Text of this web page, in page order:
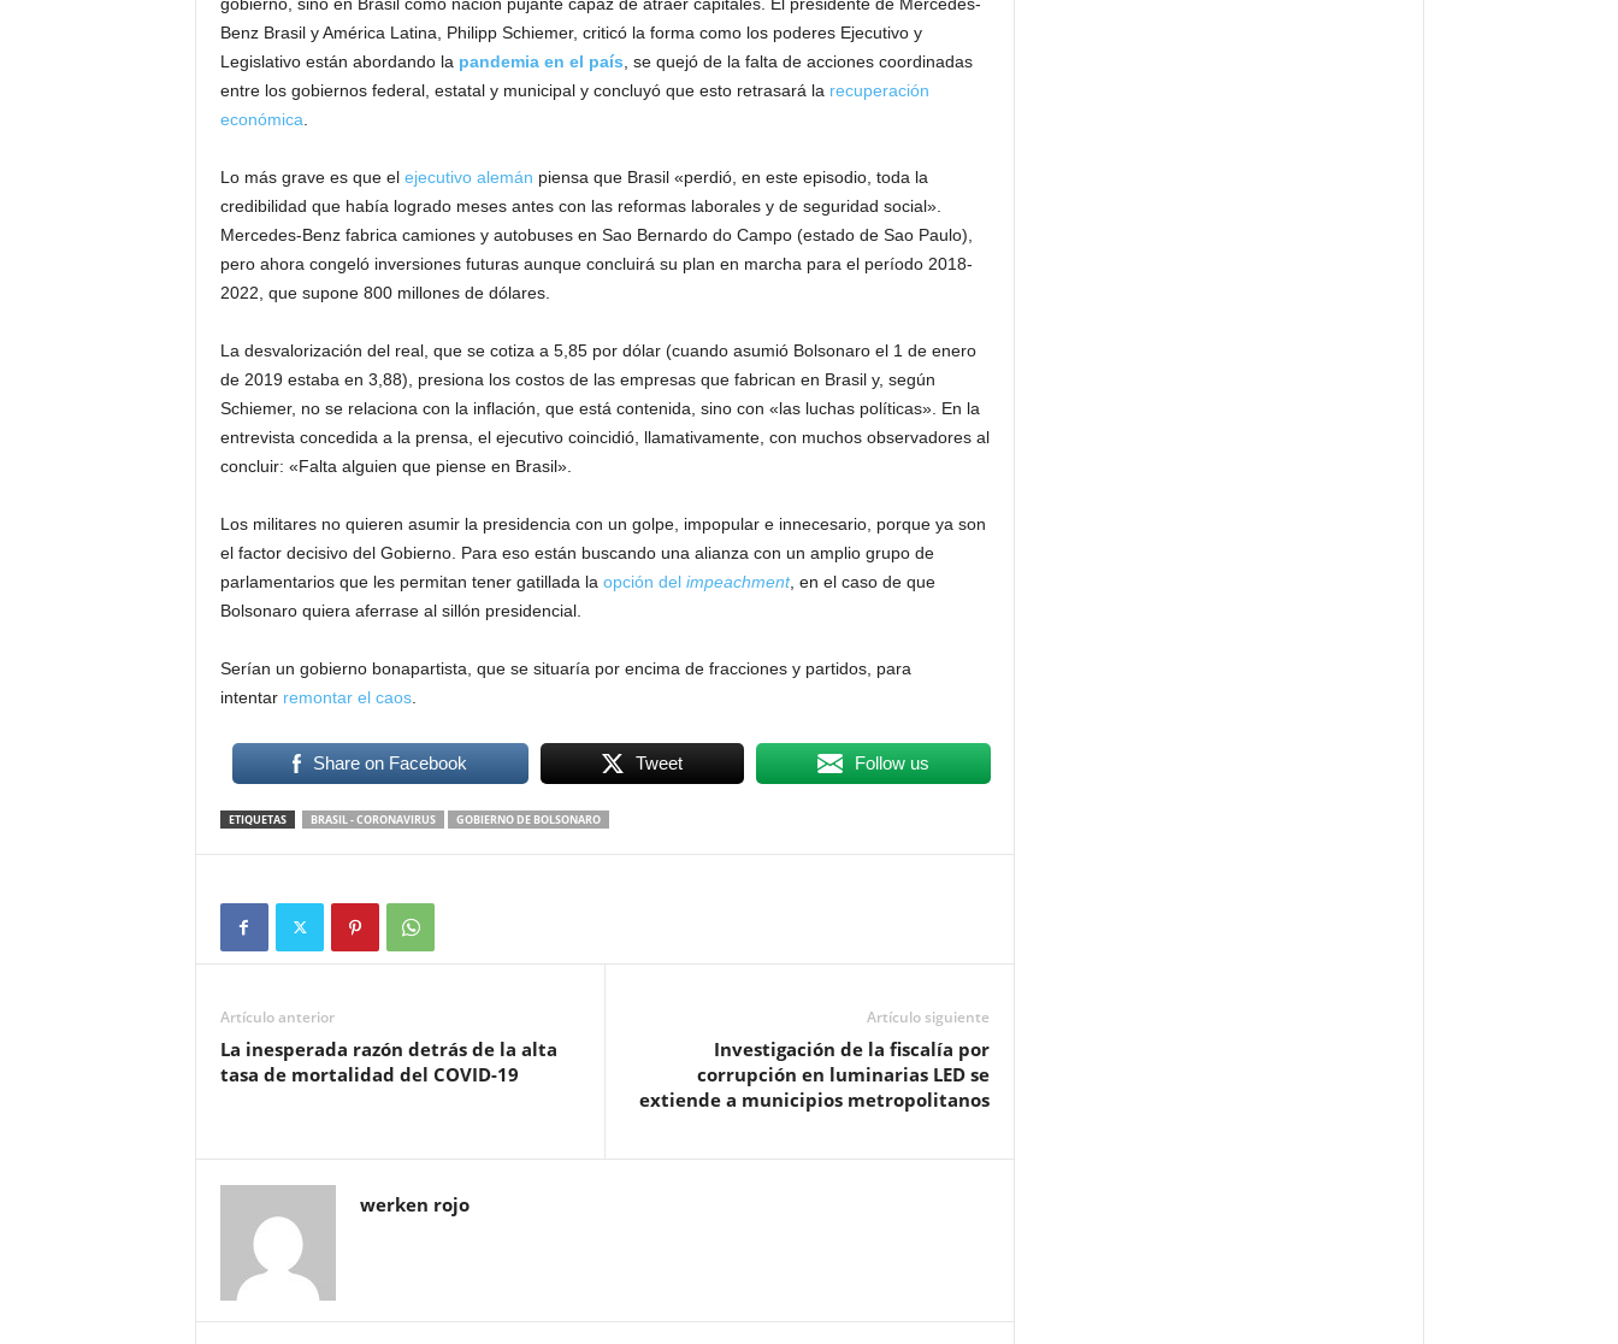
Benz Brasil y América Latina, Philipp Schiemer, criticó la forma como los poderes Ejecutivo y
Legislativo están abordando la pandemia en el país , se quejó de la falta de acciones coordinadas
entre los gobiernos federal, estatal y municipal y concluyó que esto retrasará la recuperación
económica
Lo más grave es que el ejecutivo alemán piensa que Brasil «perdió, en este episodio, toda la
credibilidad que había logrado meses antes con las reformas laborales y de seguridad social».
Mercedes-Benz fabrica camiones y autobuses en Sao Bernardo do Campo (estado de Sao Paulo),
pero ahora congeló inversiones futuras aunque concluirá su plan en marcha para el período 2018-
2022, que supone 800 millones de dólares.
La desvalorización del real, que se cotiza a 5,85 por dólar (cuando asumió Bolsonaro el 1 de enero
de 2019 estaba en 3,88), presiona los costos de las empresas que fabrican en Brasil y, según
Schiemer, no se relaciona con la inflación, que está contenida, sino con «las luchas políticas». En la
entrevista concedida a la prensa, el ejecutivo coincidió, llamativamente, con muchos observadores al
concluir: «Falta alguien que piense en Brasil».
Los militares no quieren asumir la presidencia con un golpe, impopular e innecesario, porque ya son
el factor decisivo del Gobierno. Para eso están buscando una alianza con un amplio grupo de
parlamentarios que les permitan tener gatillada la opción del impeachment, en el caso de que
Bolsonaro quiera aferrase al sillón presidencial.
Serían un gobierno bonapartista, que se situaría por encima de fracciones y partidos, para
intentar remontar el caos.
Share on Facebook Tweet Follow us
ETIQUETAS BRASIL - CORONAVIRUS GOBIERNO DE BOLSONARO
Artículo anterior
La inesperada razón detrás de la alta
tasa de mortalidad del COVID-19
Artículo siguiente
Investigación de la fiscalía por
corrupción en luminarias LED se
extiende a municipios metropolitanos
werken rojo